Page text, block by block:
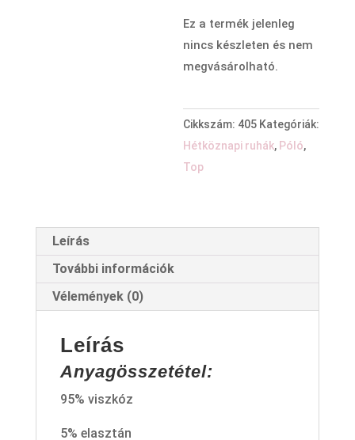
Ez a termék jelenleg
nincs készleten és nem
megvásárolható.
Cikkszám: 405 Kategóriák:
Hétköznapi ruhák, Póló,
Top
Leírás
További információk
Vélemények (0)
Leírás
Anyagösszetétel:
95% viszkóz
5% elasztán